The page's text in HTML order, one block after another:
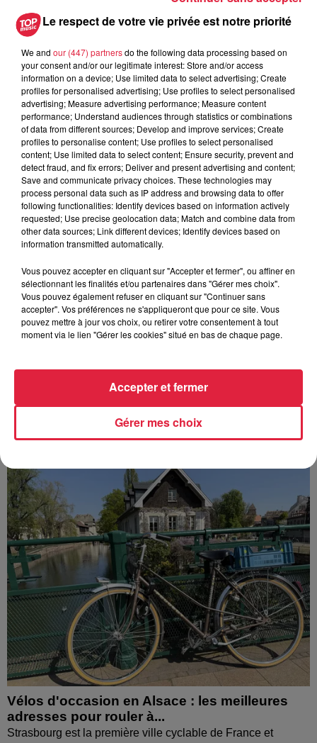
À découvrir également
Pendant trois décennies, l'Euro-Mir a fait tourner les têtes
des visiteurs. La mythique montagne russe s'apprête
désormais à disparaître du paysage du parc...
Vélos d'occasion en Alsace : les meilleures
adresses pour rouler à...
Strasbourg est la première ville cyclable de France et
Le respect de votre vie privée est notre priorité
We and our (447) partnersdo the following data processing based on
your consent and/or our legitimate interest: Store and/or access
information on a device; Use limited data to select advertising; Create
profiles for personalised advertising; Use profiles to select personalised
advertising; Measure advertising performance; Measure content
performance; Understand audiences through statistics or combinations
of data from different sources; Develop and improve services; Create
profiles to personalise content; Use profiles to select personalised
content; Use limited data to select content; Ensure security, prevent and
detect fraud, and fix errors; Deliver and present advertising and content;
Save and communicate privacy choices. These technologies may
process personal data such as IP address and browsing data to offer
following functionalities: Identify devices based on information actively
requested; Use precise geolocation data; Match and combine data from
other data sources; Link different devices; Identify devices based on
information transmitted automatically.
Vous pouvez accepter en cliquant sur "Accepter et fermer", ou affiner en
sélectionnant les finalités et/ou partenaires dans "Gérer mes choix".
Vous pouvez également refuser en cliquant sur "Continuer sans
accepter". Vos préférences ne s'appliqueront que pour ce site. Vous
pouvez mettre à jour vos choix, ou retirer votre consentement à tout
moment via le lien "Gérer les cookies" situé en bas de chaque page.
Gérer mes choix
Accepter et fermer